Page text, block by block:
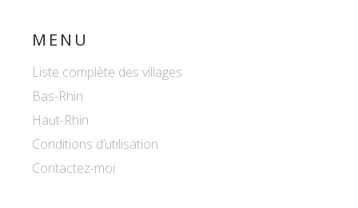
MENU
Liste complète des villages
Bas-Rhin
Haut-Rhin
Conditions d’utilisation
Contactez-moi